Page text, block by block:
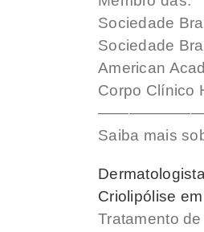
Sociedade
Sociedade
American
Corpo Clínico
Saiba mais
Criolipólise
Tratamento